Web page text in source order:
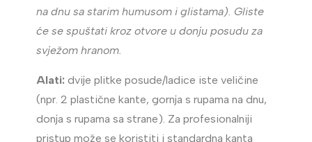
na dnu sa starim humusom i glistama). Gliste
će se spuštati kroz otvore u donju posudu za
svježom hranom.
Alati: dvije plitke posude/ladice iste veličine
(npr. 2 plastične kante, gornja s rupama na dnu,
donja s rupama sa strane). Za profesionalniji
pristup može se koristiti i standardna kanta